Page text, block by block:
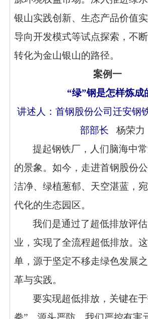
银山实践创新、生态产品价值
导向开发模式等试点探索，不
转化为金山银山的路径。
案例一
“绿”钢是怎样炼成
讲述人：首钢股份公司迁安钢
部部长 杨荣力
提起钢铁厂，人们脑海中
的景象。如今，走进首钢股份
洁净、绿植葱郁、天空湛蓝，
代化的生态园区。
我们是通过了超低排放评
业，实现了全流程超低排放。
单，源于坚定不移走绿色发展
革与实践。
要实现超低排放，关键在